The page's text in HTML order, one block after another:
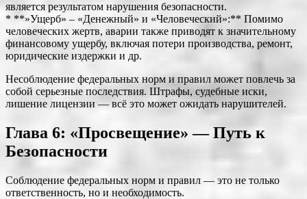
является результатом нарушения безопасности.
* **»Ущерб» – «Денежный» и «Человеческий»:** Помимо
человеческих жертв, аварии также приводят к значительному
финансовому ущербу, включая потери производства, ремонт,
юридические издержки и др.
Несоблюдение федеральных норм и правил может повлечь за
собой серьезные последствия. Штрафы, судебные иски,
лишение лицензии — всё это может ожидать нарушителей.
Глава 6: «Просвещение» — Путь к
Безопасности
Соблюдение федеральных норм и правил — это не только
ответственность, но и необходимость.